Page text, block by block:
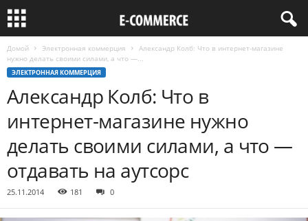
Домой Электронная коммерция
Александр Колб: Что в интернет-магазине
нужно делать своими силами, а что —...
ЭЛЕКТРОННАЯ КОММЕРЦИЯ
Александр Колб: Что в
интернет-магазине нужно
делать своими силами, а что —
отдавать на аутсорс
25.11.2014 181 0